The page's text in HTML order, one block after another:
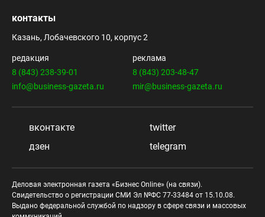
контакты
Казань, Лобачевского 10, корпус 2
редакция
8 (843) 238-39-01
info@business-gazeta.ru
реклама
8 (843) 203-48-47
mir@business-gazeta.ru
вконтакте
twitter
дзен
telegram
Деловая электронная газета «Бизнес Online» (на связи).
Свидетельство о регистрации СМИ Эл №ФС 77-33484 от 15.10.08.
Выдано федеральной службой по надзору в сфере связи и массовых